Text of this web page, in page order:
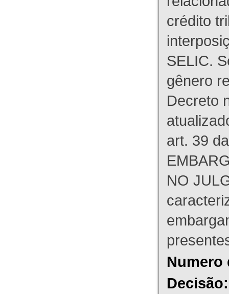
crédito
SELIC.
gênero
Decreto
art. 39
NO
Numero
Decisão: